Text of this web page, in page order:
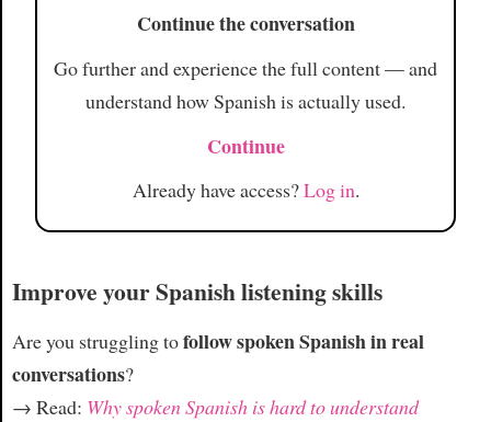
Continue the conversation
Go further and experience the full content — and
understand how Spanish is actually used.
Continue
Already have access?Log in.
Improve your Spanish listening skills
Are you struggling tofollow spoken Spanish in real
conversations?
→ Read: Why spoken Spanish is hard to understand